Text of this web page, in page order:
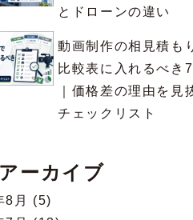
とドローンの違い
動画制作の相見積も
比較表に入れるべき7
｜価格差の理由を見
チェックリスト
ーカイブ
8月
(5)